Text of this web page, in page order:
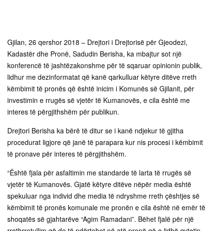
Gjilan, 26 qershor 2018 – Drejtori i Drejtorisë për Gjeodezi,
Kadastër dhe Pronë, Sadudin Berisha, ka mbajtur sot një
konferencë të jashtëzakonshme për të sqaruar opinionin publik,
lidhur me dezinformatat që kanë qarkulluar këtyre ditëve rreth
këmbimit të pronës që është inicim i Komunës së Gjilanit, për
investimin e rrugës së vjetër të Kumanovës, e cila është me
interes të përgjithshëm për publikun.
Drejtori Berisha ka bërë të ditur se i kanë ndjekur të gjitha
procedurat ligjore që janë të parapara kur nis procesi i këmbimit
të pronave për interes të përgjithshëm.
“Është fjala për asfaltimin me standarde të larta të rrugës së
vjetër të Kumanovës. Gjatë këtyre ditëve nëpër media është
spekuluar nga individ dhe media të ndryshme rreth çështjes së
këmbimit të pronës komunale me pronën e cila është në emër të
shoqatës së gjahtarëve “Agim Ramadani”. Bëhet fjalë për një